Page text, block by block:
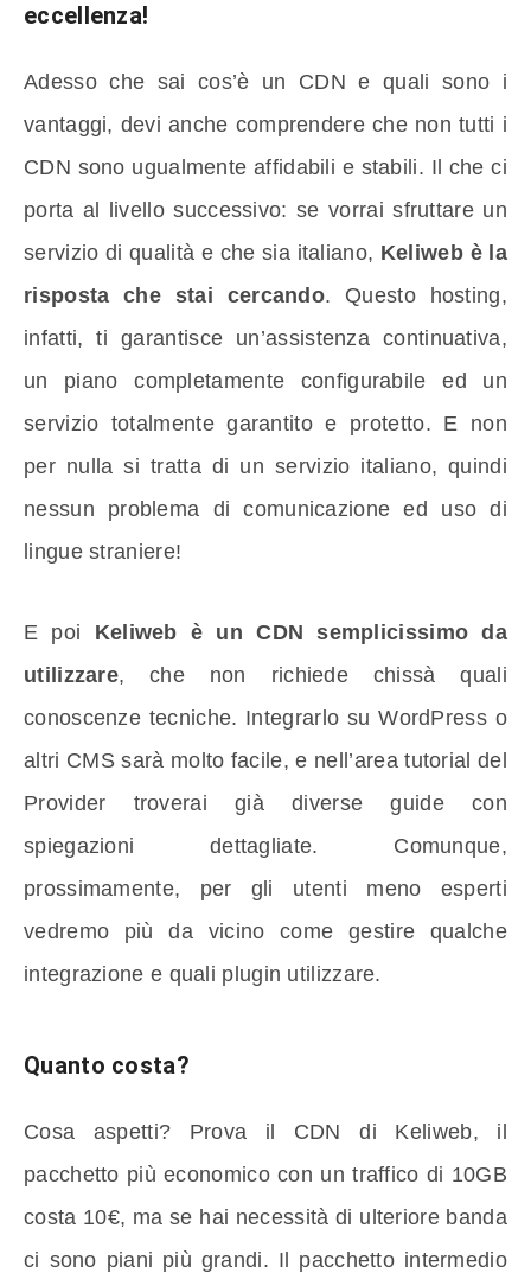
eccellenza!
Adesso che sai cos’è un CDN e quali sono i
vantaggi, devi anche comprendere che non tutti i
CDN sono ugualmente affidabili e stabili. Il che ci
porta al livello successivo: se vorrai sfruttare un
servizio di qualità e che sia italiano, Keliweb è la
risposta che stai cercando. Questo hosting,
infatti, ti garantisce un’assistenza continuativa,
un piano completamente configurabile ed un
servizio totalmente garantito e protetto. E non
per nulla si tratta di un servizio italiano, quindi
nessun problema di comunicazione ed uso di
lingue straniere!
E poi Keliweb è un CDN semplicissimo da
utilizzare, che non richiede chissà quali
conoscenze tecniche. Integrarlo su WordPress o
altri CMS sarà molto facile, e nell’area tutorial del
Provider troverai già diverse guide con
spiegazioni dettagliate. Comunque,
prossimamente, per gli utenti meno esperti
vedremo più da vicino come gestire qualche
integrazione e quali plugin utilizzare.
Quanto costa?
Cosa aspetti? Prova il CDN di Keliweb, il
pacchetto più economico con un traffico di 10GB
costa 10€, ma se hai necessità di ulteriore banda
ci sono piani più grandi. Il pacchetto intermedio